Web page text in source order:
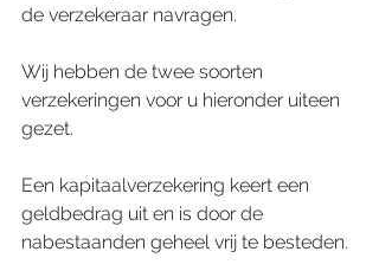
de verzekeraar navragen.
Wij hebben de twee soorten
verzekeringen voor u hieronder uiteen
gezet.
Een kapitaalverzekering keert een
geldbedrag uit en is door de
nabestaanden geheel vrij te besteden.